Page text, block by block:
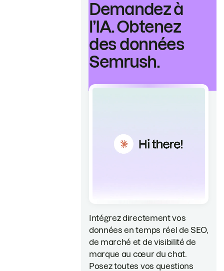
Demandez à
l’IA. Obtenez
des données
Semrush.
Intégrez directement vos
données en temps réel de SEO,
de marché et de visibilité de
marque au cœur du chat.
Posez toutes vos questions